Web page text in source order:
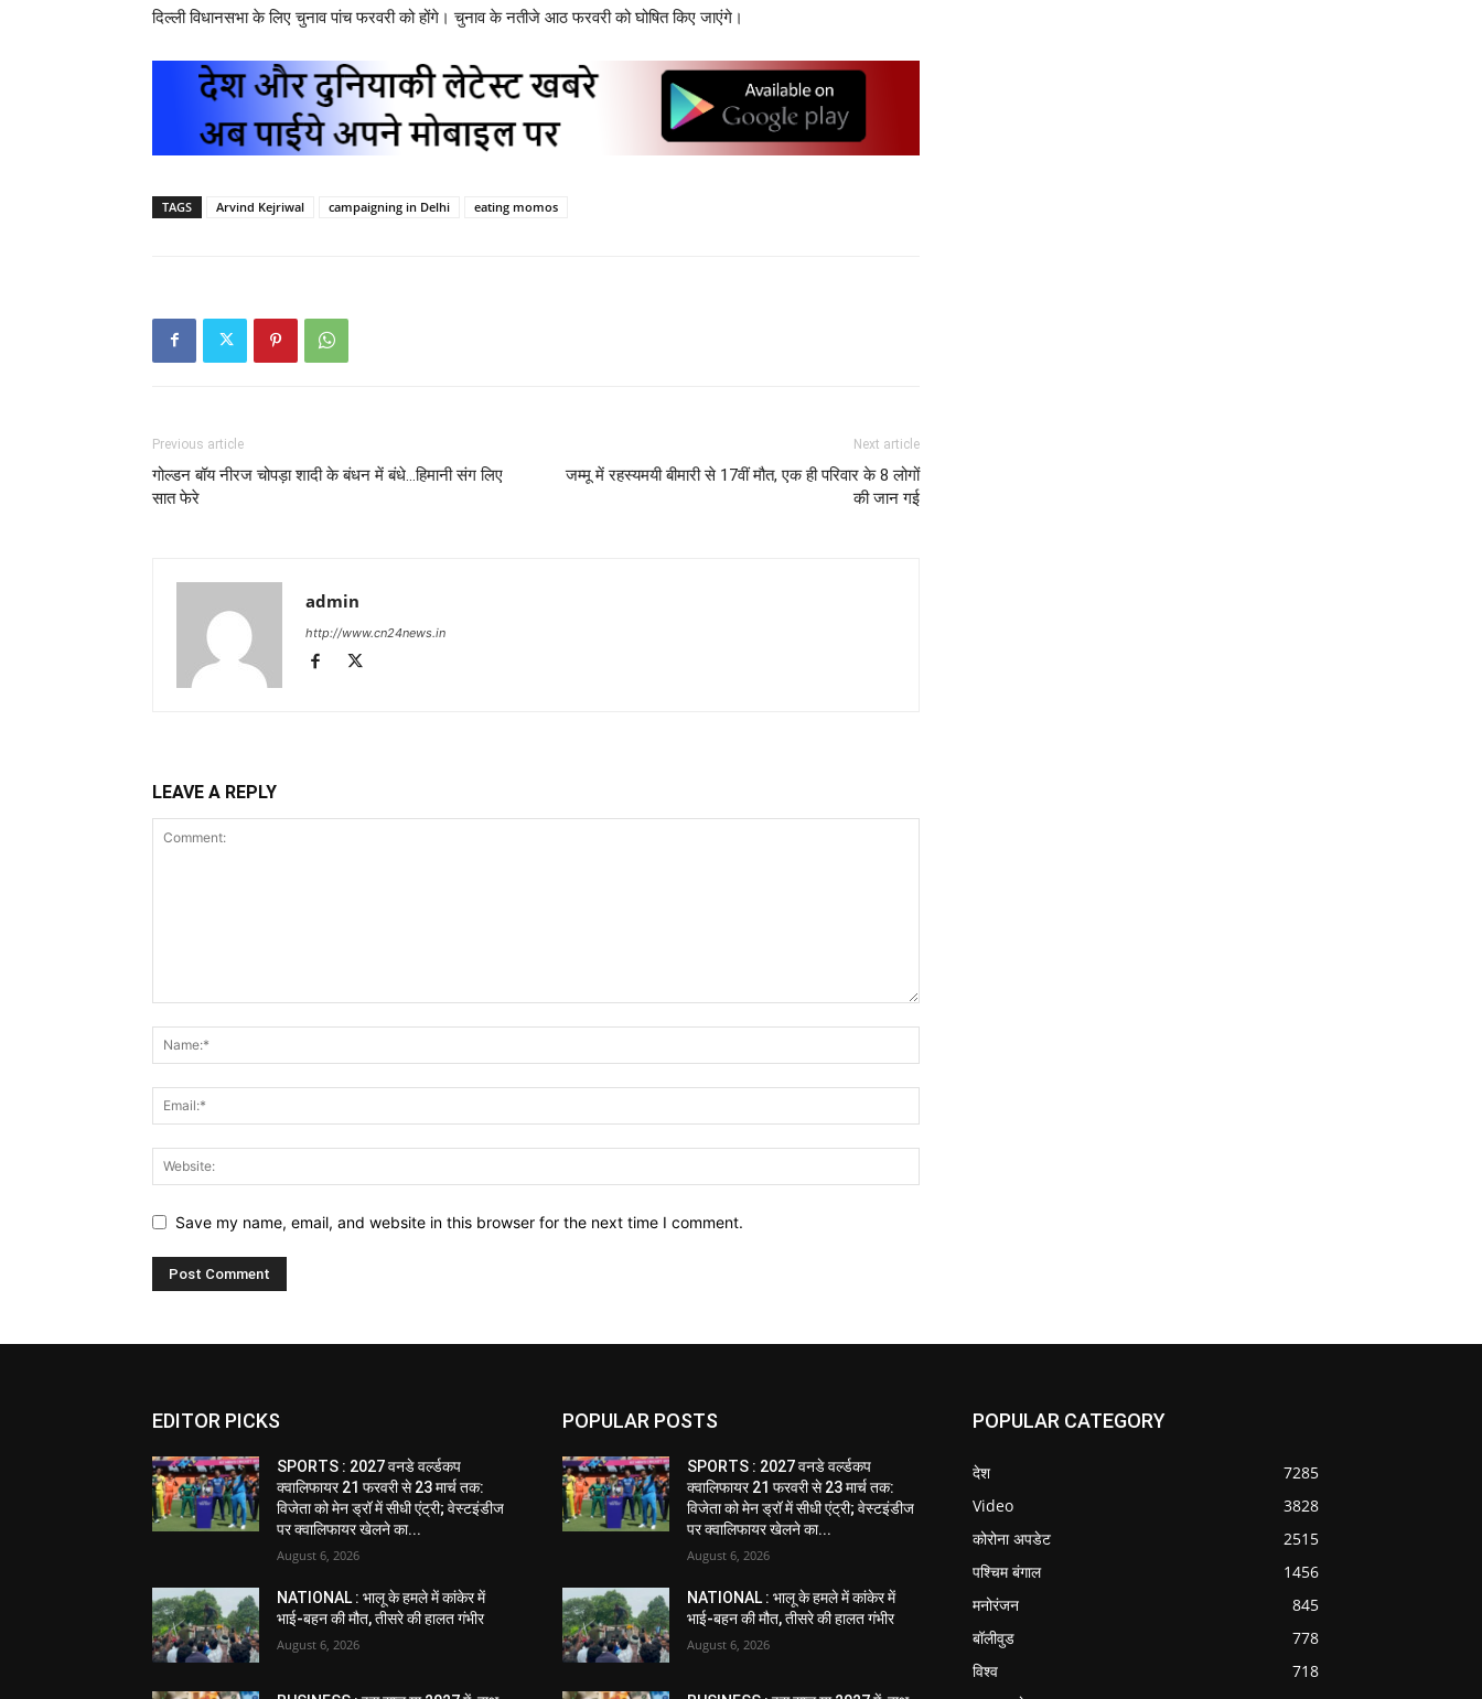
दिल्ली विधानसभा के लिए चुनाव पांच फरवरी को होंगे। चुनाव के नतीजे आठ फरवरी को घोषित किए जाएंगे।
TAGS Arvind Kejriwal campaigning in Delhi eating momos
Previous article
गोल्डन बॉय नीरज चोपड़ा शादी के बंधन में बंधे…हिमानी संग लिए
सात फेरे
Next article
जम्मू में रहस्यमयी बीमारी से 17वीं मौत, एक ही परिवार के 8 लोगों
की जान गई
admin
http://www.cn24news.in
LEAVE A REPLY
Save my name, email, and website in this browser for the next time I comment.
EDITOR PICKS
SPORTS : 2027 वनडे वर्ल्डकप
क्वालिफायर 21 फरवरी से 23 मार्च तक:
विजेता को मेन ड्रॉ में सीधी एंट्री; वेस्टइंडीज
पर क्वालिफायर खेलने का...
August 6, 2026
NATIONAL : भालू के हमले में कांकेर में
भाई-बहन की मौत, तीसरे की हालत गंभीर
August 6, 2026
POPULAR POSTS
SPORTS : 2027 वनडे वर्ल्डकप
क्वालिफायर 21 फरवरी से 23 मार्च तक:
विजेता को मेन ड्रॉ में सीधी एंट्री; वेस्टइंडीज
पर क्वालिफायर खेलने का...
August 6, 2026
NATIONAL : भालू के हमले में कांकेर में
भाई-बहन की मौत, तीसरे की हालत गंभीर
August 6, 2026
POPULAR CATEGORY
देश
7285
Video
3828
कोरोना अपडेट
2515
पश्चिम बंगाल
1456
मनोरंजन
845
बॉलीवुड
778
विश्व
718